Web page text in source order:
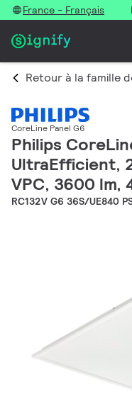
France - Français
Retour à la famille
CoreLine Panel G6
Philips
UltraEfficient,
VPC, 3600 lm,
RC132V G6 36S/UE840